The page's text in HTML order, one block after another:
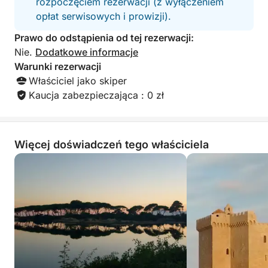
bezalkoholowe, woda i oczywiście schłodzona
butelka różowego wina, która dopełni tę idylliczną
scenerię.
W cenie: różnorodne aperitify, napoje
bezalkoholowe, różowe wino, woda, sprzęt do
snorkelingu i czas na pływanie.
Daj się uwieść kameralnemu i eleganckiemu
Zarezerwuj relaksujący rejs morski już teraz i ciesz
się magicznymi chwilami u wybrzeży Lazurowego
opłat serwisowych i prowizji).
Prawo do odstąpienia od tej rezerwacji:
Nie. Dodatkowe informacje
Warunki rezerwacji
Właściciel jako skiper
Kaucja zabezpieczająca : 0 zł
Więcej doświadczeń tego właściciela